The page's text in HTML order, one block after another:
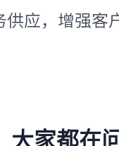
供应，增强客
大家都在